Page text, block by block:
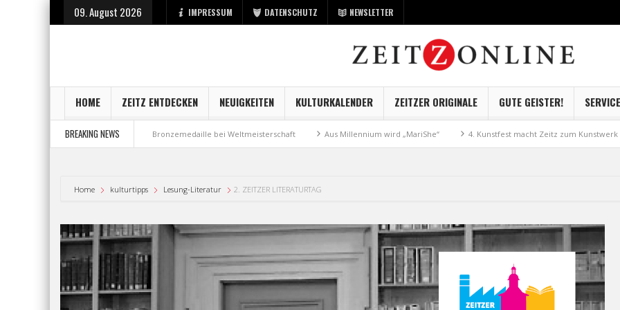
09. August 2026 IMPRESSUM DATENSCHUTZ NEWSLETTER
HOME ZEITZ ENTDECKEN NEUIGKEITEN KULTURKALENDER ZEITZER ORIGINALE GUTE GEISTER! SERVICE
BREAKING NEWS
bei der Stadt Zeitz Bronzemedaille bei Weltmeisterschaft Aus Millennium wird „MariShe“ 4. Kunstfest macht Zeitz zum Kunstwerk
Home kulturtipps Lesung-Literatur 2. ZEITZER LITERATURTAG